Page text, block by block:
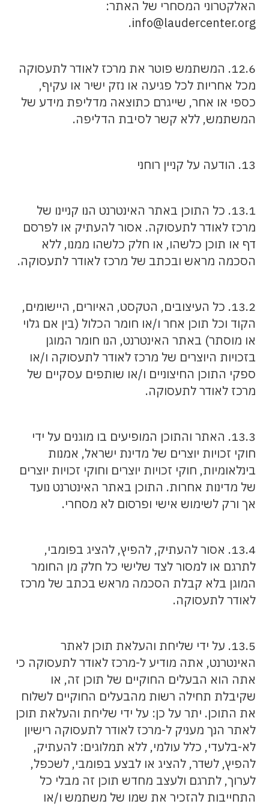
האלקטרוני המסחרי של האתר:
info@laudercenter.org.
12.6. המשתמש פוטר את מרכז לאודר לתעסוקה
מכל אחריות לכל פגיעה או נזק ישיר או עקיף,
כספי או אחר, שייגרם כתוצאה מדליפת מידע של
המשתמש, ללא קשר לסיבת הדליפה.
13. הודעה על קניין רוחני
13.1. כל התוכן באתר האינטרנט הנו קניינו של
מרכז לאודר לתעסוקה. אסור להעתיק או לפרסם
דף או תוכן כלשהו, או חלק כלשהו ממנו, ללא
הסכמה מראש ובכתב של מרכז לאודר לתעסוקה.
13.2. כל העיצובים, הטקסט, האיורים, היישומים,
הקוד וכל תוכן אחר ו/או חומר הכלול (בין אם גלוי
או מוסתר) באתר האינטרנט, הנו חומר המוגן
בזכויות היוצרים של מרכז לאודר לתעסוקה ו/או
ספקי התוכן החיצוניים ו/או שותפים עסקיים של
מרכז לאודר לתעסוקה.
13.3. האתר והתוכן המופיעים בו מוגנים על ידי
חוקי זכויות יוצרים של מדינת ישראל, אמנות
בינלאומיות, חוקי זכויות יוצרים וחוקי זכויות יוצרים
של מדינות אחרות. התוכן באתר האינטרנט נועד
אך ורק לשימוש אישי ופרסום לא מסחרי.
13.4. אסור להעתיק, להפיץ, להציג בפומבי,
לתרגם או למסור לצד שלישי כל חלק מן החומר
המוגן בלא קבלת הסכמה מראש בכתב של מרכז
לאודר לתעסוקה.
13.5. על ידי שליחת והעלאת תוכן לאתר
האינטרנט, אתה מודיע ל-מרכז לאודר לתעסוקה כי
אתה הוא הבעלים החוקיים של תוכן זה, או
שקיבלת תחילה רשות מהבעלים החוקיים לשלוח
את התוכן. יתר על כן: על ידי שליחת והעלאת תוכן
לאתר הנך מעניק ל-מרכז לאודר לתעסוקה רישיון
לא-בלעדי, כלל עולמי, ללא תמלוגים: להעתיק,
להפיץ, לשדר, להציג או לבצע בפומבי, לשכפל,
לערוך, לתרגם ולעצב מחדש תוכן זה מבלי כל
התחייבות להזכיר את שמו של משתמש ו/או